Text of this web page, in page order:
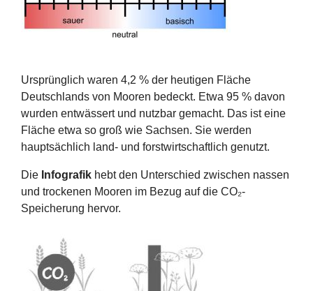
Ursprünglich waren 4,2 % der heutigen Fläche
Deutschlands von Mooren bedeckt. Etwa 95 % davon
wurden entwässert und nutzbar gemacht. Das ist eine
Fläche etwa so groß wie Sachsen. Sie werden
hauptsächlich land- und forstwirtschaftlich genutzt.
Die Infografik hebt den Unterschied zwischen nassen
und trockenen Mooren im Bezug auf die CO₂-
Speicherung hervor.